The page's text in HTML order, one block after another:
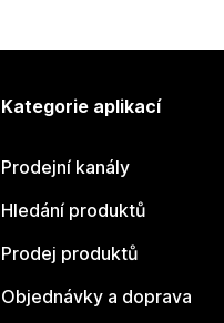
Kategorie aplikací
Prodejní kanály
Hledání produktů
Prodej produktů
Objednávky a doprava